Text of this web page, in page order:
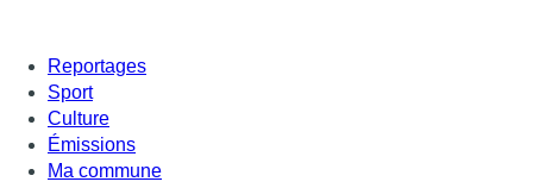
Reportages
Sport
Culture
Émissions
Ma commune